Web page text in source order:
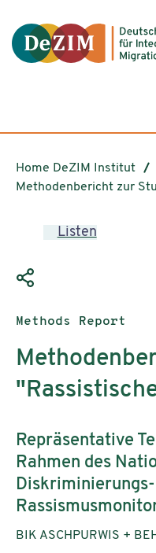
Home DeZIM Institut
Methodenbericht zur
Listen
Publication type:
Methods Report
Subtitle:
Repräsentative
Rahmen des
Authors:
BIK ASCHPURWIS +